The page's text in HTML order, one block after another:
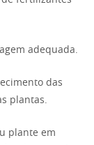
adequada.
das
plantas.
plante em